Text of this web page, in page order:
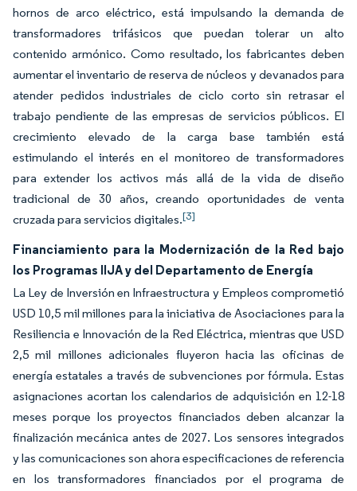
hornos de arco eléctrico, está impulsando la demanda de
transformadores trifásicos que puedan tolerar un alto
contenido armónico. Como resultado, los fabricantes deben
aumentar el inventario de reserva de núcleos y devanados para
atender pedidos industriales de ciclo corto sin retrasar el
trabajo pendiente de las empresas de servicios públicos. El
crecimiento elevado de la carga base también está
estimulando el interés en el monitoreo de transformadores
para extender los activos más allá de la vida de diseño
tradicional de 30 años, creando oportunidades de venta
cruzada para servicios digitales.[3]
Financiamiento para la Modernización de la Red bajo
los Programas IIJA y del Departamento de Energía
La Ley de Inversión en Infraestructura y Empleos comprometió
USD 10,5 mil millones para la iniciativa de Asociaciones para la
Resiliencia e Innovación de la Red Eléctrica, mientras que USD
2,5 mil millones adicionales fluyeron hacia las oficinas de
energía estatales a través de subvenciones por fórmula. Estas
asignaciones acortan los calendarios de adquisición en 12-18
meses porque los proyectos financiados deben alcanzar la
finalización mecánica antes de 2027. Los sensores integrados
y las comunicaciones son ahora especificaciones de referencia
en los transformadores financiados por el programa de